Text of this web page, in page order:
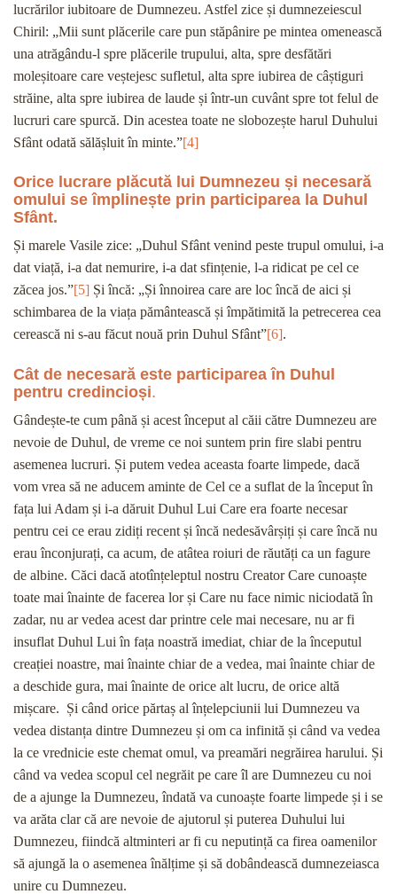
lucrărilor iubitoare de Dumnezeu. Astfel zice și dumnezeiescul
Chiril: „Mii sunt plăcerile care pun stăpânire pe mintea omenească
una atrăgându-l spre plăcerile trupului, alta, spre desfătări
moleșitoare care veștejesc sufletul, alta spre iubirea de câștiguri
străine, alta spre iubirea de laude și într-un cuvânt spre tot felul de
lucruri care spurcă. Din acestea toate ne slobozește harul Duhului
Sfânt odată sălășluit în minte.”[4]
Orice lucrare plăcută lui Dumnezeu și necesară
omului se împlinește prin participarea la Duhul
Sfânt.
Și marele Vasile zice: „Duhul Sfânt venind peste trupul omului, i-a
dat viață, i-a dat nemurire, i-a dat sfințenie, l-a ridicat pe cel ce
zăcea jos.”[5] Și încă: „Și înnoirea care are loc încă de aici și
schimbarea de la viața pământească și împătimită la petrecerea cea
cerească ni s-au făcut nouă prin Duhul Sfânt”[6].
Cât de necesară este participarea în Duhul
pentru credincioși.
Gândește-te cum până și acest început al căii către Dumnezeu are
nevoie de Duhul, de vreme ce noi suntem prin fire slabi pentru
asemenea lucruri. Și putem vedea aceasta foarte limpede, dacă
vom vrea să ne aducem aminte de Cel ce a suflat de la început în
fața lui Adam și i-a dăruit Duhul Lui Care era foarte necesar
pentru cei ce erau zidiți recent și încă nedesăvârșiți și care încă nu
erau înconjurați, ca acum, de atâtea roiuri de răutăți ca un fagure
de albine. Căci dacă atotînțeleptul nostru Creator Care cunoaște
toate mai înainte de facerea lor și Care nu face nimic niciodată în
zadar, nu ar vedea acest dar printre cele mai necesare, nu ar fi
insuflat Duhul Lui în fața noastră imediat, chiar de la începutul
creației noastre, mai înainte chiar de a vedea, mai înainte chiar de
a deschide gura, mai înainte de orice alt lucru, de orice altă
mișcare. Și când orice părtaș al înțelepciunii lui Dumnezeu va
vedea distanța dintre Dumnezeu și om ca infinită și când va vedea
la ce vrednicie este chemat omul, va preamări negrăirea harului. Și
când va vedea scopul cel negrăit pe care îl are Dumnezeu cu noi
de a ajunge la Dumnezeu, îndată va cunoaște foarte limpede și i se
va arăta clar că are nevoie de ajutorul și puterea Duhului lui
Dumnezeu, fiindcă altminteri ar fi cu neputință ca firea oamenilor
să ajungă la o asemenea înălțime și să dobândească dumnezeiasca
unire cu Dumnezeu.